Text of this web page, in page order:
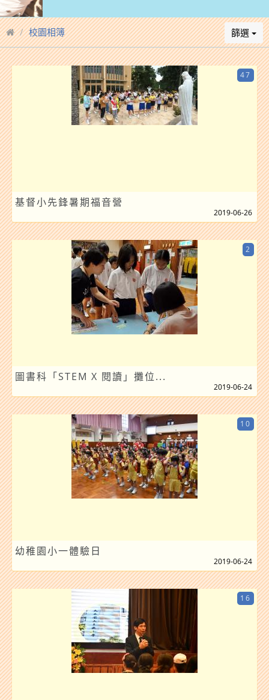
校園相簿 篩選
基督小先鋒暑期福音營
47
2019-06-26
圖書科「STEM X 閱讀」攤位...
2
2019-06-24
幼稚園小一體驗日
10
2019-06-24
16